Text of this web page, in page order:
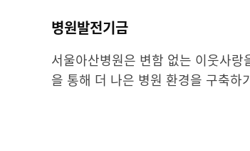
병원발전기금
서울아산병원은 변함 없는 이웃사
을 통해 더 나은 병원 환경을 구축하